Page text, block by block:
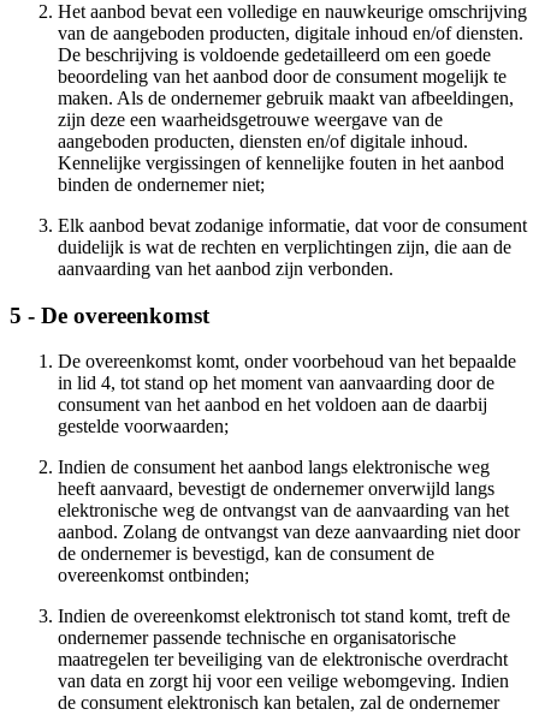
Het aanbod bevat een volledige en nauwkeurige omschrijving
van de aangeboden producten, digitale inhoud en/of diensten.
De beschrijving is voldoende gedetailleerd om een goede
beoordeling van het aanbod door de consument mogelijk te
maken. Als de ondernemer gebruik maakt van afbeeldingen,
zijn deze een waarheidsgetrouwe weergave van de
aangeboden producten, diensten en/of digitale inhoud.
Kennelijke vergissingen of kennelijke fouten in het aanbod
binden de ondernemer niet;
Elk aanbod bevat zodanige informatie, dat voor de consument
duidelijk is wat de rechten en verplichtingen zijn, die aan de
aanvaarding van het aanbod zijn verbonden.
5 - De overeenkomst
De overeenkomst komt, onder voorbehoud van het bepaalde
in lid 4, tot stand op het moment van aanvaarding door de
consument van het aanbod en het voldoen aan de daarbij
gestelde voorwaarden;
Indien de consument het aanbod langs elektronische weg
heeft aanvaard, bevestigt de ondernemer onverwijld langs
elektronische weg de ontvangst van de aanvaarding van het
aanbod. Zolang de ontvangst van deze aanvaarding niet door
de ondernemer is bevestigd, kan de consument de
overeenkomst ontbinden;
Indien de overeenkomst elektronisch tot stand komt, treft de
ondernemer passende technische en organisatorische
maatregelen ter beveiliging van de elektronische overdracht
van data en zorgt hij voor een veilige webomgeving. Indien
de consument elektronisch kan betalen, zal de ondernemer